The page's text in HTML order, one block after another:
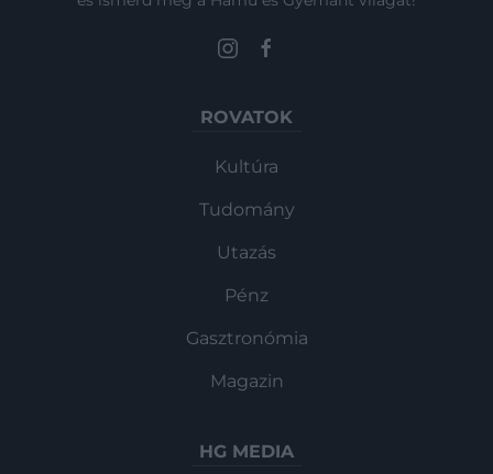
ROVATOK
Kultúra
Tudomány
Utazás
Pénz
Gasztronómia
Magazin
HG MEDIA